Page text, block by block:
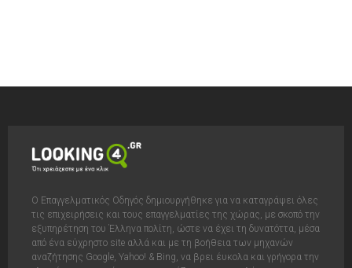
Ο Επαγγελματικός Οδηγός δημιουργήθηκε για να καταγράψει όλες
τις επιχειρήσεις και τους επαγγελματίες της χώρας, με σκοπό την
εξυπηρέτηση του Έλληνα πολίτη, ώστε να έχει τη δυνατόττα, μέσα
από ένα εύχρηστο site αλλά και με τη βοήθεια των μηχανών
αναζήτησης Google, Yahoo! & Bing, να βρει έυκολα και γρήγορα την